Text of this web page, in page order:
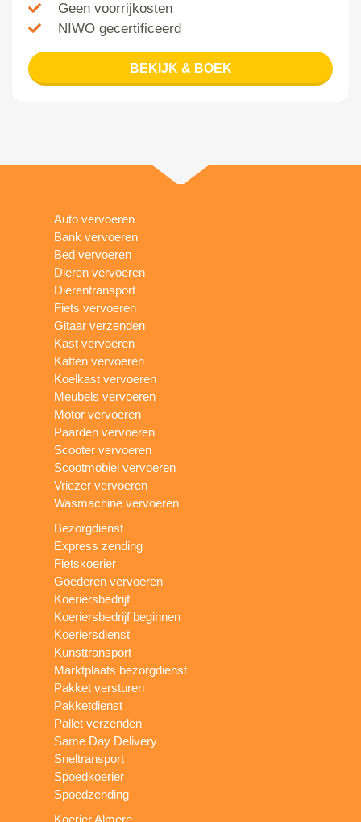
Geen voorrijkosten
NIWO gecertificeerd
BEKIJK & BOEK
Auto vervoeren
Bank vervoeren
Bed vervoeren
Dieren vervoeren
Dierentransport
Fiets vervoeren
Gitaar verzenden
Kast vervoeren
Katten vervoeren
Koelkast vervoeren
Meubels vervoeren
Motor vervoeren
Paarden vervoeren
Scooter vervoeren
Scootmobiel vervoeren
Vriezer vervoeren
Wasmachine vervoeren
Bezorgdienst
Express zending
Fietskoerier
Goederen vervoeren
Koeriersbedrijf
Koeriersbedrijf beginnen
Koeriersdienst
Kunsttransport
Marktplaats bezorgdienst
Pakket versturen
Pakketdienst
Pallet verzenden
Same Day Delivery
Sneltransport
Spoedkoerier
Spoedzending